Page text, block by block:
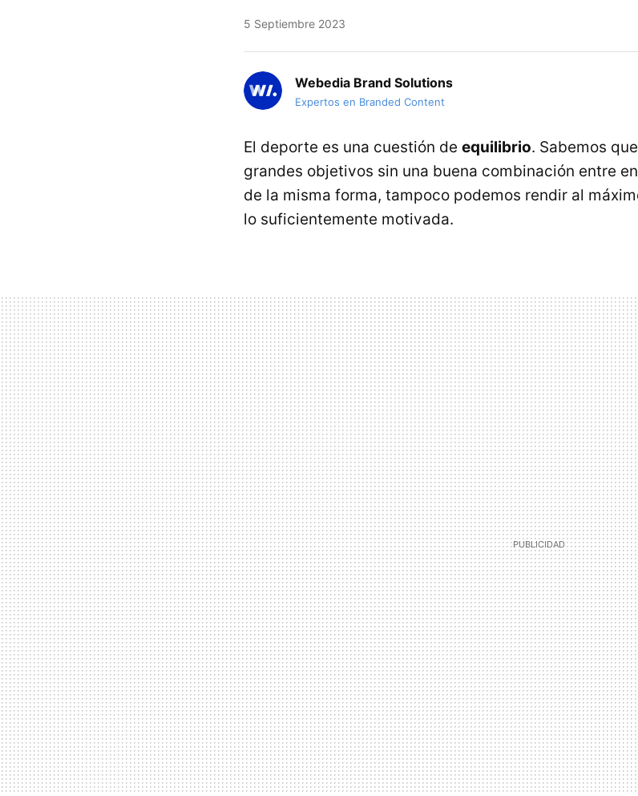
5 Septiembre 2023
Webedia Brand Solutions
Expertos en Branded Content
El deporte es una cuestión de equilibrio. Sabemos
grandes objetivos sin una buena combinación entre
de la misma forma, tampoco podemos rendir al
lo suficientemente motivada.